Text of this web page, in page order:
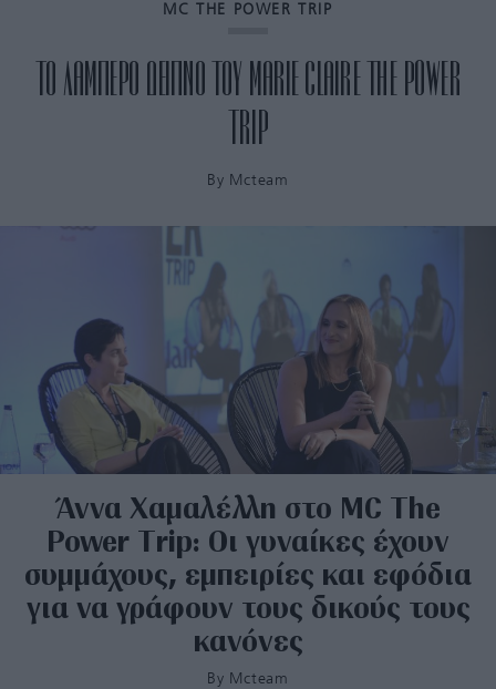
MC THE POWER TRIP
ΤΟ ΛΑΜΠΕΡΟ ΔΕΙΠΝΟ ΤΟΥ MARIE CLAIRE THE POWER
TRIP
By Mcteam
Άννα Χαμαλέλλη στο MC The
Power Trip: Οι γυναίκες έχουν
συμμάχους, εμπειρίες και εφόδια
για να γράφουν τους δικούς τους
κανόνες
By Mcteam